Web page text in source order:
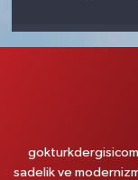
sadelik ve